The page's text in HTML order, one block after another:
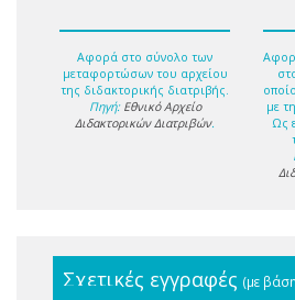
Αφορά στο σύνολο των
μεταφορτώσων του αρχείου
της διδακτορικής διατριβής.
Πηγή: Εθνικό Αρχείο
Διδακτορικών Διατριβών.
με
Ως
Σχετικές εγγραφές (με